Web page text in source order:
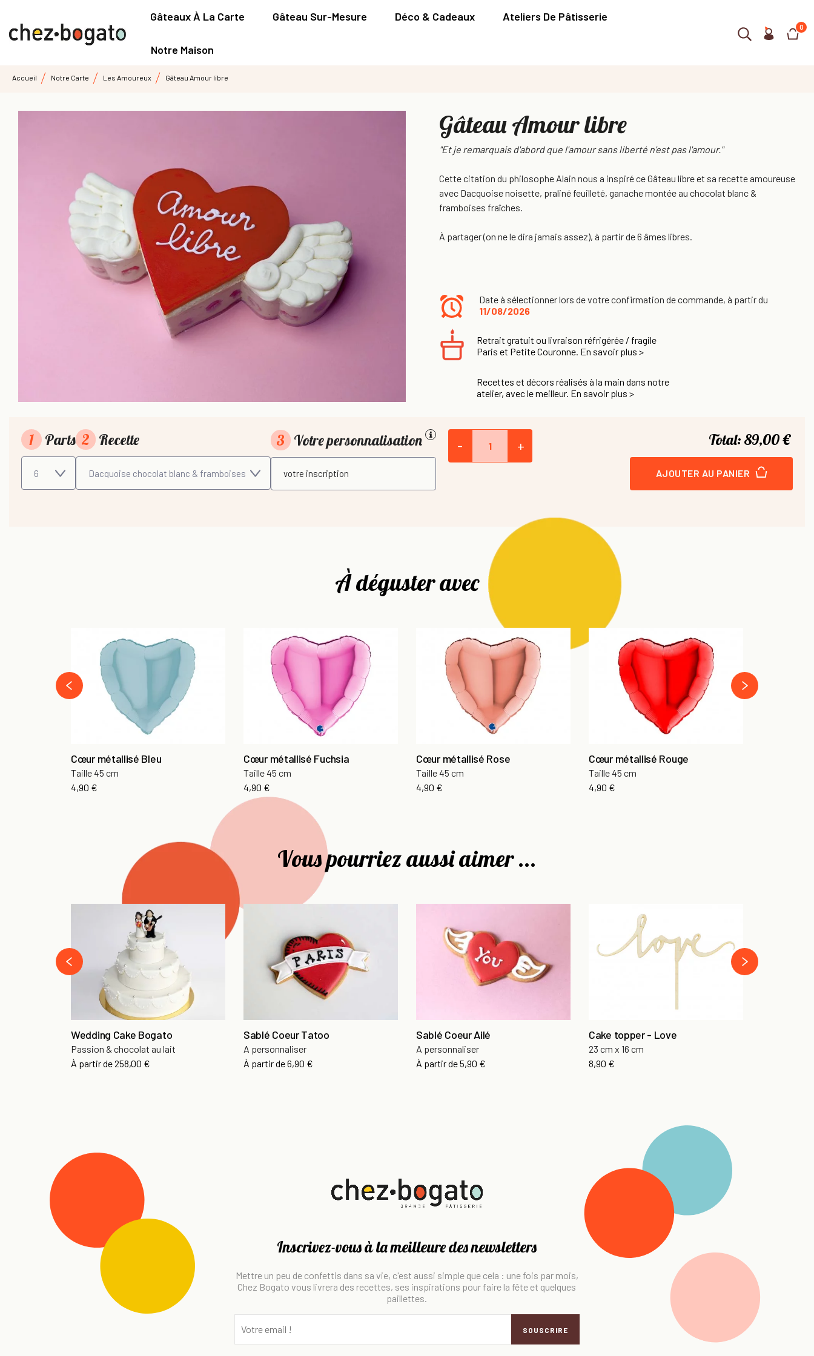
Gâteaux À La Carte Gâteau Sur-Mesure Déco & Cadeaux Ateliers De Pâtisserie
Notre Maison
0
Accueil Notre Carte Les Amoureux Gâteau Amour libre
Gâteau Amour libre
"Et je remarquais d'abord que l'amour sans liberté n'est pas l'amour."
Cette citation du philosophe Alain nous a inspiré ce Gâteau libre et sa recette amoureuse
avec Dacquoise noisette, praliné feuilleté, ganache montée au chocolat blanc &
framboises fraîches.
À partager (on ne le dira jamais assez), à partir de 6 âmes libres.
Date à sélectionner lors de votre confirmation de commande, à partir du
11/08/2026
Retrait gratuit ou livraison réfrigérée / fragile
Paris et Petite Couronne. En savoir plus >
Recettes et décors réalisés à la main dans notre
atelier, avec le meilleur. En savoir plus >
1 Parts 2 Recette 3 Votre personnalisation - + Total: 89,00 €
AJOUTER AU PANIER
À déguster avec
Cœur métallisé Bleu
Taille 45 cm
Prix
4,90 €
Cœur métallisé Fuchsia
Taille 45 cm
Prix
4,90 €
Cœur métallisé Rose
Taille 45 cm
Prix
4,90 €
Cœur métallisé Rouge
Taille 45 cm
Prix
4,90 €
prev
next
Vous pourriez aussi aimer ...
Wedding Cake Bogato
Passion & chocolat au lait
À partir de258,00 €
Sablé Coeur Tatoo
A personnaliser
À partir de6,90 €
Sablé Coeur Ailé
A personnaliser
À partir de5,90 €
Cake topper - Love
23 cm x 16 cm
8,90 €
‹
›
Inscrivez-vous à la meilleure des newsletters
Mettre un peu de confettis dans sa vie, c'est aussi simple que cela : une fois par mois,
Chez Bogato vous livrera des recettes, ses inspirations pour faire la fête et quelques
paillettes.
SOUSCRIRE